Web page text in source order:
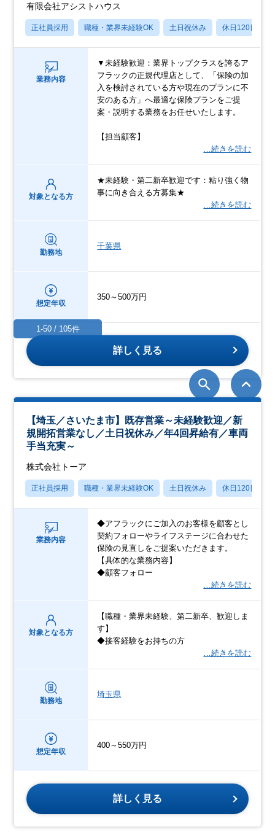
有限会社アシストハウス
正社員採用 職種・業界未経験OK 土日祝休み 休日120日以上
業務内容
▼未経験歓迎：業界トップクラスを誇るア
フラックの正規代理店として、「保険の加
入を検討されている方や現在のプランに不
安のある方」へ最適な保険プランをご提
案・説明する業務をお任せいたします。
【担当顧客】
…続きを読む
対象となる方
★未経験・第二新卒歓迎です：粘り強く物
事に向き合える方募集★
…続きを読む
勤務地
千葉県
想定年収
350～500万円
詳しく見る
【埼玉／さいたま市】既存営業～未経験歓迎／新
規開拓営業なし／土日祝休み／年4回昇給有／車両
手当充実～
株式会社トーア
正社員採用 職種・業界未経験OK 土日祝休み 休日120日以上
業務内容
◆アフラックにご加入のお客様を顧客とし
契約フォローやライフステージに合わせた
保険の見直しをご提案いただきます。
【具体的な業務内容】
◆顧客フォロー
…続きを読む
対象となる方
【職種・業界未経験、第二新卒、歓迎しま
す】
◆接客経験をお持ちの方
…続きを読む
勤務地
埼玉県
想定年収
400～550万円
詳しく見る
1-50 / 105件